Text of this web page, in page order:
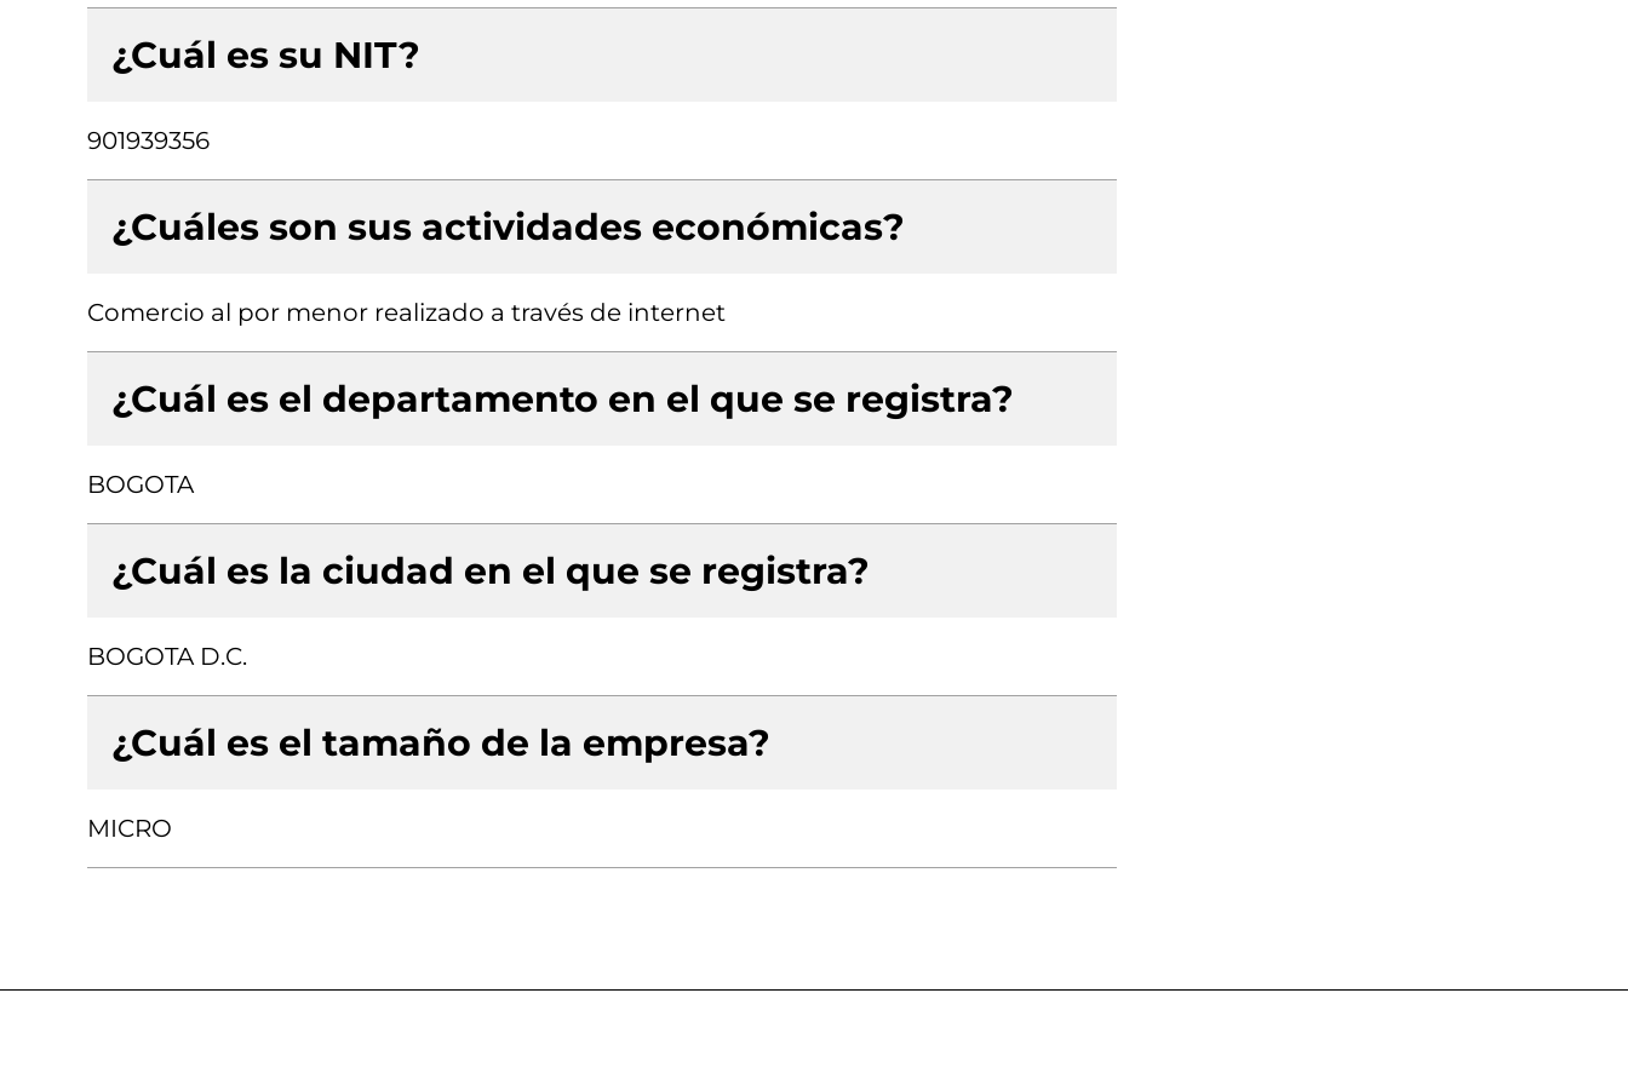
¿Cuál es su NIT?
901939356
¿Cuáles son sus actividades económicas?
Comercio al por menor realizado a través de internet
¿Cuál es el departamento en el que se registra?
BOGOTA
¿Cuál es la ciudad en el que se registra?
BOGOTA D.C.
¿Cuál es el tamaño de la empresa?
MICRO